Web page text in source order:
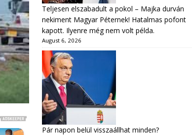
Teljesen elszabadult a pokol – Majka durván
nekiment Magyar Péternek! Hatalmas pofont
kapott. Ilyenre még nem volt példa.
August 6, 2026
Pár napon belül visszaállhat minden?